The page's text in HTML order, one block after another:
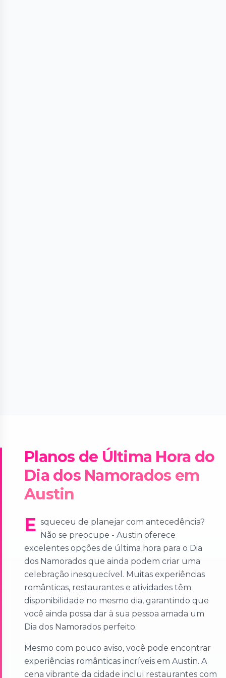
Planos de Última Hora do
Dia dos Namorados em
Austin
E squeceu de planejar com antecedência?
Não se preocupe - Austin oferece
excelentes opções de última hora para o Dia
dos Namorados que ainda podem criar uma
celebração inesquecível. Muitas experiências
românticas, restaurantes e atividades têm
disponibilidade no mesmo dia, garantindo que
você ainda possa dar à sua pessoa amada um
Dia dos Namorados perfeito.
Mesmo com pouco aviso, você pode encontrar
experiências românticas incríveis em Austin. A
cena vibrante da cidade inclui restaurantes com